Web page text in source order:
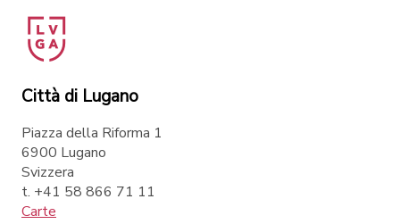
Città di Lugano
Piazza della Riforma 1
6900 Lugano
Svizzera
t. +41 58 866 71 11
Carte